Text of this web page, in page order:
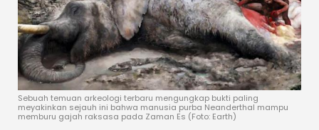
Sebuah temuan arkeologi terbaru mengungkap bukti paling
meyakinkan sejauh ini bahwa manusia purba Neanderthal mampu
memburu gajah raksasa pada Zaman Es (Foto: Earth)